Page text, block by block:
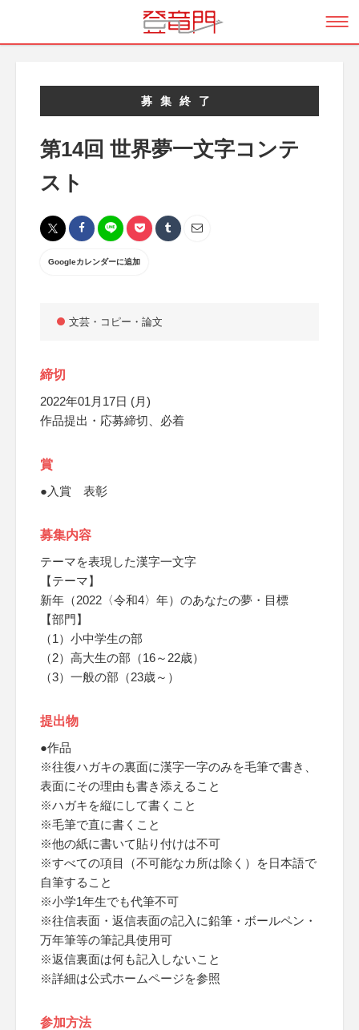
募集終了
第14回 世界夢一文字コンテ
スト
Googleカレンダーに追加
文芸・コピー・論文
締切
2022年01月17日 (月)
作品提出・応募締切、必着
賞
●入賞 表彰
募集内容
テーマを表現した漢字一文字
【テーマ】
新年（2022〈令和4〉年）のあなたの夢・目標
【部門】
（1）小中学生の部
（2）高大生の部（16～22歳）
（3）一般の部（23歳～）
提出物
●作品
※往復ハガキの裏面に漢字一字のみを毛筆で書き、
表面にその理由も書き添えること
※ハガキを縦にして書くこと
※毛筆で直に書くこと
※他の紙に書いて貼り付けは不可
※すべての項目（不可能なカ所は除く）を日本語で
自筆すること
※小学1年生でも代筆不可
※往信表面・返信表面の記入に鉛筆・ボールペン・
万年筆等の筆記具使用可
※返信裏面は何も記入しないこと
※詳細は公式ホームページを参照
参加方法